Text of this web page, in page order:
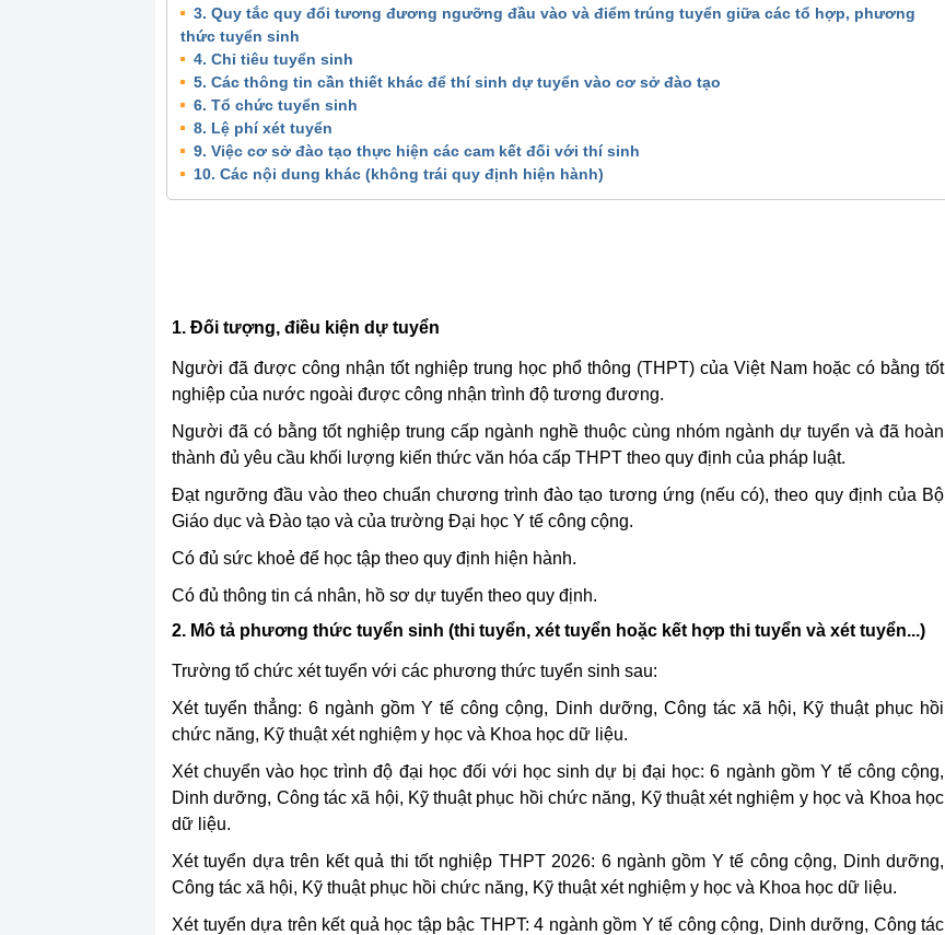
3. Quy tắc quy đổi tương đương ngưỡng đầu vào và điểm trúng tuyển giữa các tổ hợp, phương
thức tuyển sinh
4. Chỉ tiêu tuyển sinh
5. Các thông tin cần thiết khác để thí sinh dự tuyển vào cơ sở đào tạo
6. Tổ chức tuyển sinh
8. Lệ phí xét tuyển
9. Việc cơ sở đào tạo thực hiện các cam kết đối với thí sinh
10. Các nội dung khác (không trái quy định hiện hành)
1. Đối tượng, điều kiện dự tuyển
Người đã được công nhận tốt nghiệp trung học phổ thông (THPT) của Việt Nam hoặc có bằng tốt
nghiệp của nước ngoài được công nhận trình độ tương đương.
Người đã có bằng tốt nghiệp trung cấp ngành nghề thuộc cùng nhóm ngành dự tuyển và đã hoàn
thành đủ yêu cầu khối lượng kiến thức văn hóa cấp THPT theo quy định của pháp luật.
Đạt ngưỡng đầu vào theo chuẩn chương trình đào tạo tương ứng (nếu có), theo quy định của Bộ
Giáo dục và Đào tạo và của trường Đại học Y tế công cộng.
Có đủ sức khoẻ để học tập theo quy định hiện hành.
Có đủ thông tin cá nhân, hồ sơ dự tuyển theo quy định.
2. Mô tả phương thức tuyển sinh (thi tuyển, xét tuyển hoặc kết hợp thi tuyển và xét tuyển...)
Trường tổ chức xét tuyển với các phương thức tuyển sinh sau:
Xét tuyển thẳng: 6 ngành gồm Y tế công cộng, Dinh dưỡng, Công tác xã hội, Kỹ thuật phục hồi
chức năng, Kỹ thuật xét nghiệm y học và Khoa học dữ liệu.
Xét chuyển vào học trình độ đại học đối với học sinh dự bị đại học: 6 ngành gồm Y tế công cộng,
Dinh dưỡng, Công tác xã hội, Kỹ thuật phục hồi chức năng, Kỹ thuật xét nghiệm y học và Khoa học
dữ liệu.
Xét tuyển dựa trên kết quả thi tốt nghiệp THPT 2026: 6 ngành gồm Y tế công cộng, Dinh dưỡng,
Công tác xã hội, Kỹ thuật phục hồi chức năng, Kỹ thuật xét nghiệm y học và Khoa học dữ liệu.
Xét tuyển dựa trên kết quả học tập bậc THPT: 4 ngành gồm Y tế công cộng, Dinh dưỡng, Công tác